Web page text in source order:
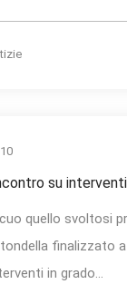
su interventi
quello svoltosi
finalizzato
in grado...